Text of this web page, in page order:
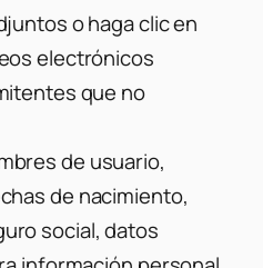
o haga clic en
electrónicos
que no
de usuario,
de nacimiento,
social, datos